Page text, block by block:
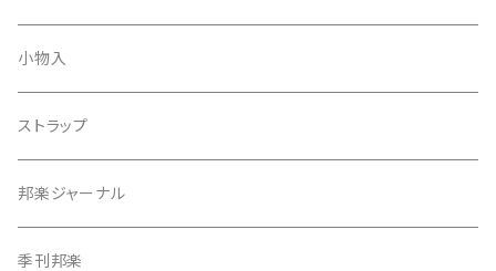
天神巾着
指すり
つぼシール
撥皮・撥皮のり
小物入
ストラップ
邦楽ジャーナル
季刊邦楽